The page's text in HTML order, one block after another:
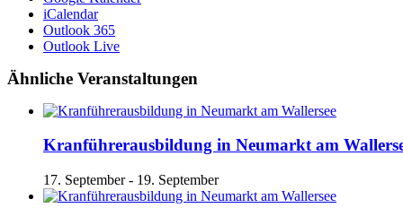
iCalendar
Outlook 365
Outlook Live
Ähnliche Veranstaltungen
Kranführerausbildung in Neumarkt am
17. September- 19. September